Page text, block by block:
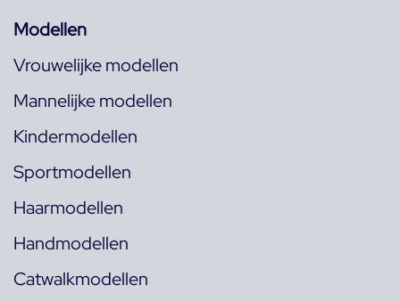
Modellen
Vrouwelijke modellen
Mannelijke modellen
Kindermodellen
Sportmodellen
Haarmodellen
Handmodellen
Catwalkmodellen